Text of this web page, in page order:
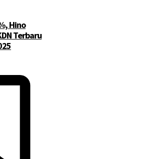
Hino
Terbaru